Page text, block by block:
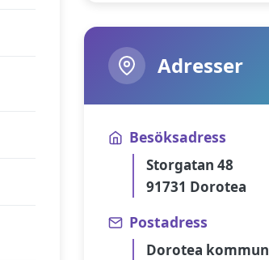
Adresser
Besöksadress
Storgatan 48
91731 Dorotea
Postadress
Dorotea kommun